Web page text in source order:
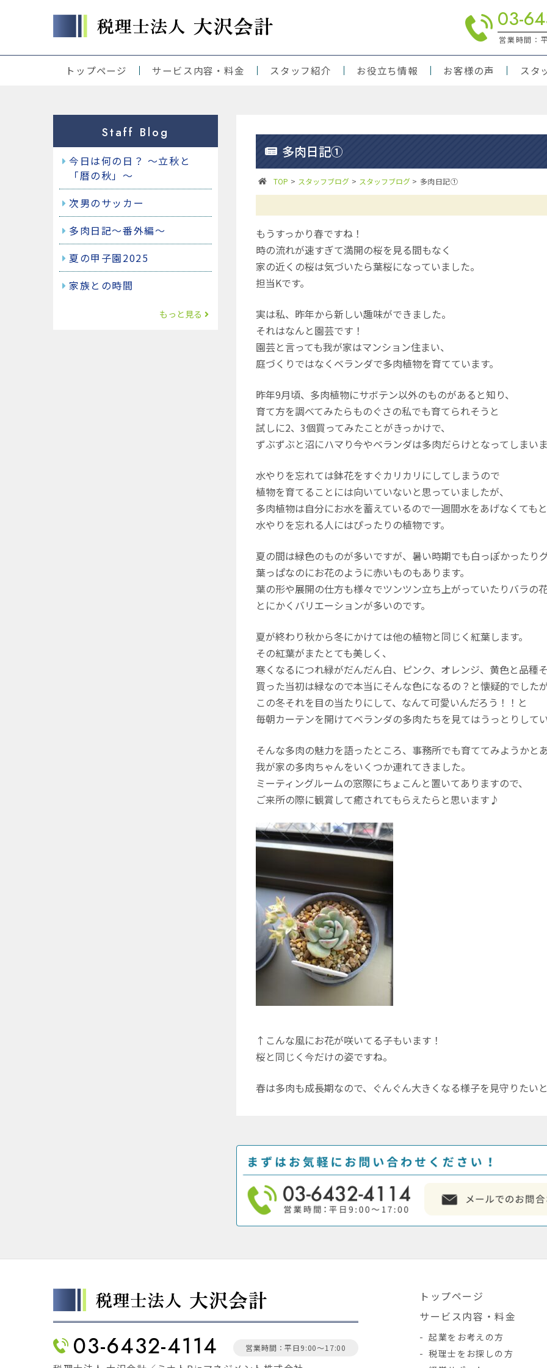
03-
営業時間：
トップページ サービス内容・料金 スタッフ紹介 お役立ち情報 お客様の声 スタ
多肉日記①
TOP > スタッフブログ > スタッフブログ> 多肉日記①
もうすっかり春ですね！
時の流れが速すぎて満開の桜を見る間もなく
家の近くの桜は気づいたら葉桜になっていました。
担当Kです。
実は私、昨年から新しい趣味ができました。
それはなんと園芸です！
園芸と言っても我が家はマンション住まい、
庭づくりではなくベランダで多肉植物を育てています。
昨年9月頃、多肉植物にサボテン以外のものがあると知り、
育て方を調べてみたらものぐさの私でも育てられそうと
試しに2、3個買ってみたことがきっかけで、
ずぶずぶと沼にハマり今やベランダは多肉だらけとなってしまいま
水やりを忘れては鉢花をすぐカリカリにしてしまうので
植物を育てることには向いていないと思っていましたが、
多肉植物は自分にお水を蓄えているので一週間水をあげなくても
水やりを忘れる人にはぴったりの植物です。
夏の間は緑色のものが多いですが、暑い時期でも白っぽかったり
葉っぱなのにお花のように赤いものもあります。
葉の形や展開の仕方も様々でツンツン立ち上がっていたりバラの花
とにかくバリエーションが多いのです。
夏が終わり秋から冬にかけては他の植物と同じく紅葉します。
その紅葉がまたとても美しく、
寒くなるにつれ緑がだんだん白、ピンク、オレンジ、黄色と品種
買った当初は緑なので本当にそんな色になるの？と懐疑的でした
この冬それを目の当たりにして、なんて可愛いんだろう！！と
毎朝カーテンを開けてベランダの多肉たちを見てはうっとりしてい
そんな多肉の魅力を語ったところ、事務所でも育ててみようかと
我が家の多肉ちゃんをいくつか連れてきました。
ミーティングルームの窓際にちょこんと置いてありますので、
ご来所の際に観賞して癒されてもらえたらと思います♪
↑こんな風にお花が咲いてる子もいます！
桜と同じく今だけの姿ですね。
春は多肉も成長期なので、ぐんぐん大きくなる様子を見守りたいと
Staff Blog
今日は何の日？ ～立秋と
「暦の秋」～
次男のサッカー
多肉日記～番外編～
夏の甲子園2025
家族との時間
もっと見る
03-6432-4114 営業時間：平日9:00～17:00
トップページ
サービス内容・料金
起業をお考えの方
税理士をお探しの方